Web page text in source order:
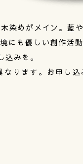
染めがメイン。藍
にも優しい創作活
みを。
ります。お申し込